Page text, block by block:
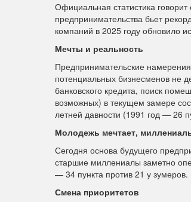
Официальная статистика
предпринимательства бьет
компаний в 2025 году обновило
Мечты и реальность
Предпринимательские
потенциальных бизнесменов не
банковского кредита, поиск
возможных) в текущем замере
летней давности (1991 год — 26
Молодежь мечтает,
Сегодня основа будущего
старшие миллениалы заметно
— 34 пункта против 21 у зумеров.
Смена приоритетов